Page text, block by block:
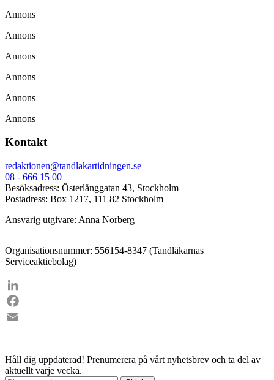
Annons
Annons
Annons
Annons
Annons
Annons
Kontakt
redaktionen@tandlakartidningen.se
08 - 666 15 00
Besöksadress: Österlånggatan 43, Stockholm
Postadress: Box 1217, 111 82 Stockholm
Ansvarig utgivare: Anna Norberg
Organisationsnummer: 556154-8347 (Tandläkarnas
Serviceaktiebolag)
LinkedIn
Facebook
Håll dig uppdaterad! Prenumerera på vårt nyhetsbrev och ta del av
aktuellt varje vecka.